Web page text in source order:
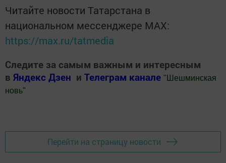
Читайте новости Татарстана в
национальном мессенджере MАХ:
https://max.ru/tatmedia
Следите за самым важным и интересным
в Яндекс Дзен и Телеграм канале " Шешминская
новь"
Перейти на страницу новости